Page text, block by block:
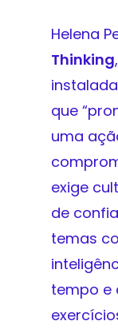
Helena
Thinking
que
uma
exige
de
temas
tempo e